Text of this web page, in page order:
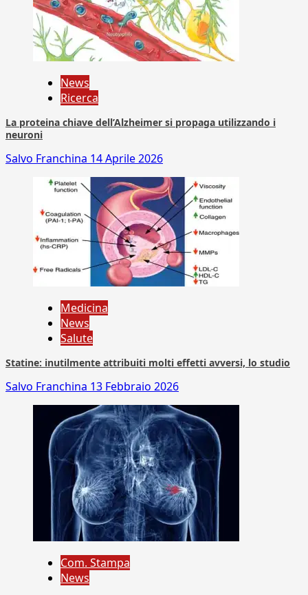
News
Ricerca
La proteina chiave dell’Alzheimer si propaga utilizzando i
neuroni
Salvo Franchina 14 Aprile 2026
Medicina
News
Salute
Statine: inutilmente attribuiti molti effetti avversi, lo studio
Salvo Franchina 13 Febbraio 2026
Com. Stampa
News